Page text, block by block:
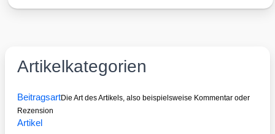
Artikelkategorien
BeitragsartDie Art des Artikels, also beispielsweise Kommentar oder
Rezension
Artikel